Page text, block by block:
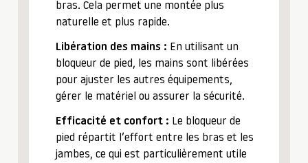
bras. Cela permet une montée plus
naturelle et plus rapide.
Libération des mains : En utilisant un
bloqueur de pied, les mains sont libérées
pour ajuster les autres équipements,
gérer le matériel ou assurer la sécurité.
Efficacité et confort : Le bloqueur de
pied répartit l’effort entre les bras et les
jambes, ce qui est particulièrement utile